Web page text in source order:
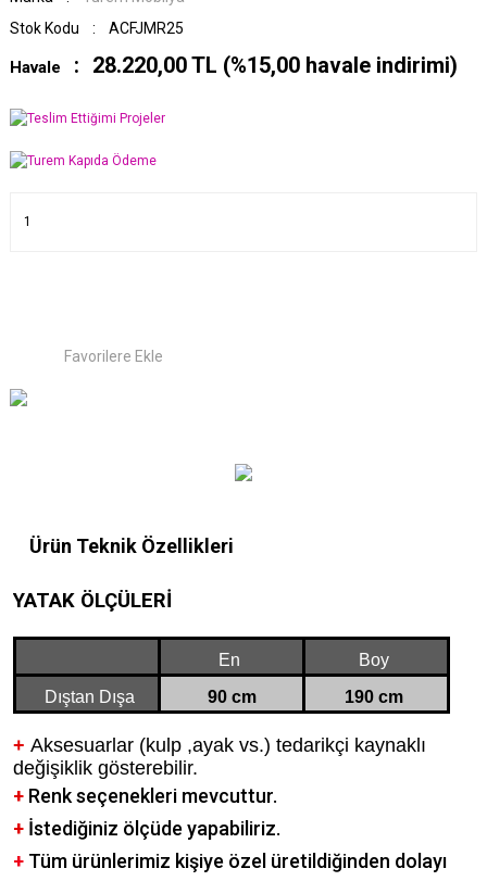
Stok Kodu
ACFJMR25
Havale 28.220,00 TL (%15,00 havale indirimi)
Ürün Teknik Özellikleri
YATAK ÖLÇÜLERİ
En
Boy
Dıştan Dışa
90 cm 190 cm
+ Aksesuarlar (kulp ,ayak vs.) tedarikçi kaynaklı
değişiklik gösterebilir.
+ Renk seçenekleri mevcuttur.
+ İstediğiniz ölçüde yapabiliriz.
+ Tüm ürünlerimiz kişiye özel üretildiğinden dolayı